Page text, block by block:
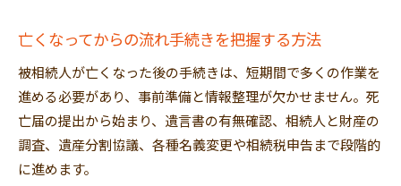
亡くなってからの流れ手続きを把握する方法
被相続人が亡くなった後の手続きは、短期間で多くの作業を
進める必要があり、事前準備と情報整理が欠かせません。死
亡届の提出から始まり、遺言書の有無確認、相続人と財産の
調査、遺産分割協議、各種名義変更や相続税申告まで段階的
に進めます。